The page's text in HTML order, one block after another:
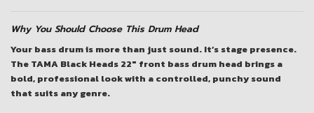
Why You Should Choose This Drum Head
Your bass drum is more than just sound. It’s stage presence.
The TAMA Black Heads 22″ front bass drum head brings a
bold, professional look with a controlled, punchy sound
that suits any genre.